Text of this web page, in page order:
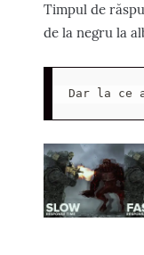
Timpul de
de la negru la
Dar la ce